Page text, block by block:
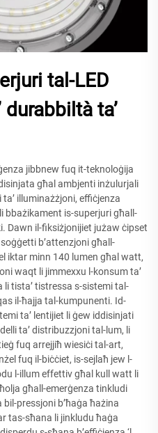
tal-LED
durabbiltà ta’
jibbnew fuq it-teknoloġija
għal ambjenti inżulurjali
illuminażżjoni, effiċjenza
bbażikament is-superjuri għall-
Dawn il-fiksiżjonijiet jużaw ċipset
b’attenzjoni għall-
iktar minn 140 lumen għal watt,
waqt li jimmexxu l-konsum ta’
li tista’ tistressa s-sistemi tal-
il-ħajja tal-kumpunenti. Id-
ta’ lentijiet li ġew iddisinjati
ta’ distribuzzjoni tal-lum, li
fuq arrejjiħ wiesiċi tal-art,
fuq il-biċċiet, is-sejlaħ jew l-
l-illum effettiv għal kull watt li
għall-emerġenza tinkludi
bil-pressjoni b’ħaġa ħażina
tas-sħana li jinkludu ħaġa